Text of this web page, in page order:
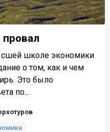
школе экономики
о том, как и чем
Это было
по...